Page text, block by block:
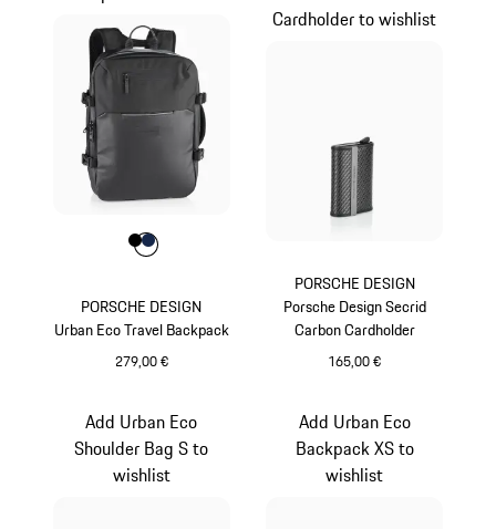
PORSCHE DESIGN
Urban Eco Travel Backpack
279,00 €
Farbe
FarbeFarbe
PORSCHE DESIGN
Porsche Design Secrid
Carbon Cardholder
165,00 €
Cardholder to wishlist
Add Urban Eco
Shoulder Bag S to
wishlist
Add Urban Eco
Backpack XS to
wishlist